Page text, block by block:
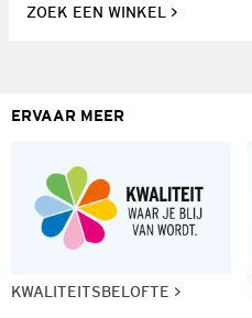
ZOEK EEN WINKEL
ERVAAR MEER
KWALITEITSBELOFTE